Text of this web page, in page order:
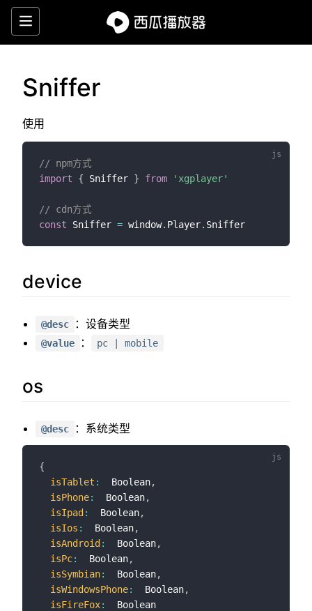
西
瓜
播
器
HTML5
video
video.js
放
器
HTML5
播
器
mp4
hls.js
Sniffer
使用
// npm方式
import
{ Sniffer } from 'xgplayer'
// cdn方式
const Sniffer = window. Player.
device
@desc ：设备类型
@value ： pc | mobile
os
@desc ：系统类型
{
isTablet :
  Boolean
,
isPhone:
  Boolean
,
isIpad:
  Boolean
,
isIos :
  Boolean
,
isAndroid:
  Boolean
,
isPc:
  Boolean
,
isSymbian:
  Boolean
,
isWindowsPhone:
  Boolean
,
isFireFox: